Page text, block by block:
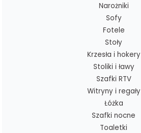
Narożniki
Sofy
Fotele
Stoły
Krzesła i hokery
Stoliki i ławy
Szafki RTV
Witryny i regały
Łóżka
Szafki nocne
Toaletki